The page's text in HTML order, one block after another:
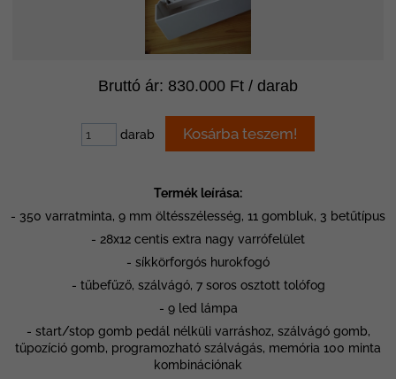
Bruttó ár: 830.000 Ft / darab
darab
Termék leírása:
- 350 varratminta, 9 mm öltésszélesség, 11 gombluk, 3 betűtípus
- 28x12 centis extra nagy varrófelület
- síkkörforgós hurokfogó
- tűbefűző, szálvágó, 7 soros osztott tolófog
- 9 led lámpa
- start/stop gomb pedál nélküli varráshoz, szálvágó gomb,
tűpozíció gomb, programozható szálvágás, memória 100 minta
kombinációnak